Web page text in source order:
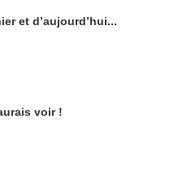
et d’aujourd’hui...
voir !